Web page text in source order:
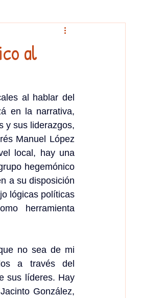
al
al hablar del
en la narrativa,
y sus liderazgos,
Manuel López
local, hay una
hegemónico
a su disposición
lógicas políticas
herramienta
no sea de mi
a través del
sus líderes. Hay
González,